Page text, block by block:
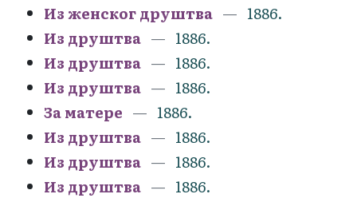
Из женског друштва
1886.
Из друштва
1886.
Из друштва
1886.
Из друштва
1886.
За матере
1886.
Из друштва
1886.
Из друштва
1886.
Из друштва
1886.